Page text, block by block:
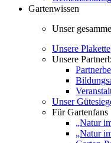
Gartenwissen
Unser
Unsere Plakette
Unsere
Unser
Für Gartenfans
„Natur
„Natur